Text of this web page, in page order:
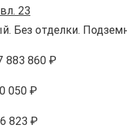
23
Без отделки.
883 860 ₽
050 ₽
823 ₽